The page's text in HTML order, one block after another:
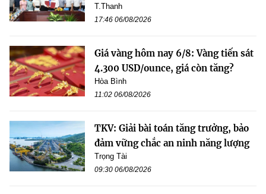
T.Thanh
17:46 06/08/2026
Giá vàng hôm nay 6/8: Vàng tiến sát
4.300 USD/ounce, giá còn tăng?
Hòa Bình
11:02 06/08/2026
TKV: Giải bài toán tăng trưởng, bảo
đảm vững chắc an ninh năng lượng
Trọng Tài
09:30 06/08/2026